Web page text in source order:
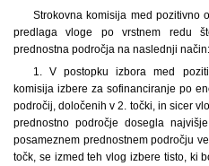
Strokovna komisija med pozitivno
predlaga vloge po vrstnem redu
prednostna področja na naslednji način:
1. V postopku izbora med
komisija izbere za sofinanciranje po
področij, določenih v 2. točki, in sicer
prednostno področje dosegla
posameznem prednostnem področju
točk, se izmed teh vlog izbere tisto, ki